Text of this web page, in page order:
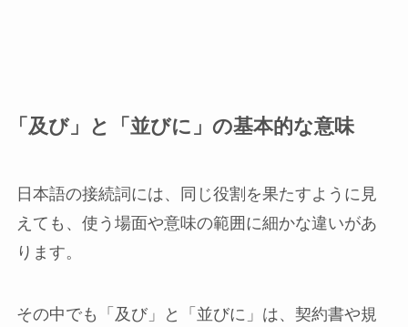
「及び」と「並びに」の基本的な意味
日本語の接続詞には、同じ役割を果たすように見
えても、使う場面や意味の範囲に細かな違いがあ
ります。
その中でも「及び」と「並びに」は、契約書や規